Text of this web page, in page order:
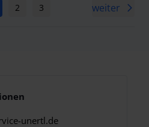
2 3 6
weiter
unertl.de